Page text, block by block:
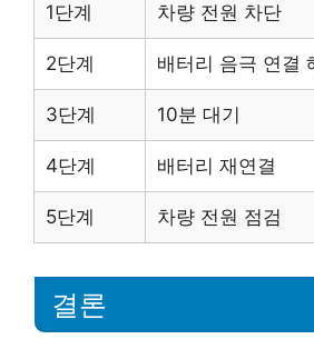
1단계 차량 전원 차단
2단계 배터리 음극 연결
3단계 10분 대기
4단계 배터리 재연결
5단계 차량 전원 점검
결론